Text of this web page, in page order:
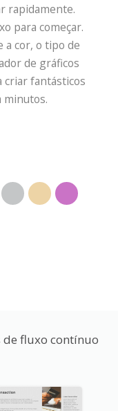
rapidamente.
para começar.
a cor, o tipo de
de gráficos
criar fantásticos
minutos.
de fluxo contínuo